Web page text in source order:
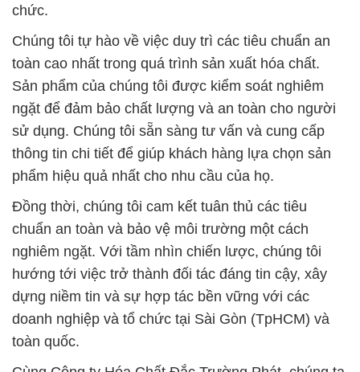
ngặt để đảm bảo chất lượng và an toàn cho người
sử dụng. Chúng tôi sẵn sàng tư vấn và cung cấp
thông tin chi tiết để giúp khách hàng lựa chọn sản
phẩm hiệu quả nhất cho nhu cầu của họ.
Đồng thời, chúng tôi cam kết tuân thủ các tiêu
chuẩn an toàn và bảo vệ môi trường một cách
nghiêm ngặt. Với tầm nhìn chiến lược, chúng tôi
hướng tới việc trở thành đối tác đáng tin cậy, xây
dựng niềm tin và sự hợp tác bền vững với các
doanh nghiệp và tổ chức tại Sài Gòn (TpHCM) và
toàn quốc.
Cùng Công ty Hóa Chất Đắc Trường Phát, chúng ta
có cơ hội hướng tới sự thành công và phát triển bền
vững. Chúng tôi luôn sẵn lòng hỗ trợ đối tác của
mình để đạt được mục tiêu kinh doanh và tiến xa
hơn trong ngành.